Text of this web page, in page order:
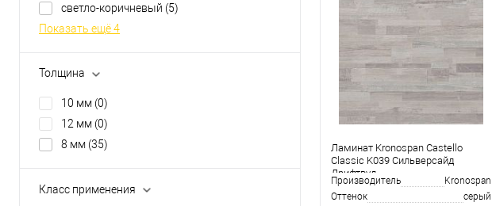
светло-коричневый (5)
Показать ещё 4
Толщина
10 мм (0)
12 мм (0)
8 мм (35)
Класс применения
Ламинат Kronospan Castello
Classic K039 Сильверсайд
Дрифтвуд
Производитель
Kronospan
Оттенок
серый